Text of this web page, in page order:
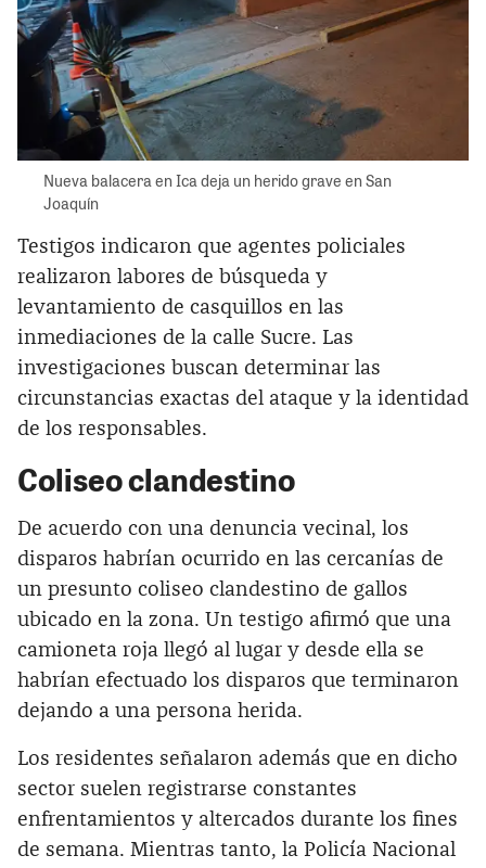
Nueva balacera en Ica deja un herido grave en San
Joaquín
Testigos indicaron que agentes policiales
realizaron labores de búsqueda y
levantamiento de casquillos en las
inmediaciones de la calle Sucre. Las
investigaciones buscan determinar las
circunstancias exactas del ataque y la identidad
de los responsables.
Coliseo clandestino
De acuerdo con una denuncia vecinal, los
disparos habrían ocurrido en las cercanías de
un presunto coliseo clandestino de gallos
ubicado en la zona. Un testigo afirmó que una
camioneta roja llegó al lugar y desde ella se
habrían efectuado los disparos que terminaron
dejando a una persona herida.
Los residentes señalaron además que en dicho
sector suelen registrarse constantes
enfrentamientos y altercados durante los fines
de semana. Mientras tanto, la Policía Nacional